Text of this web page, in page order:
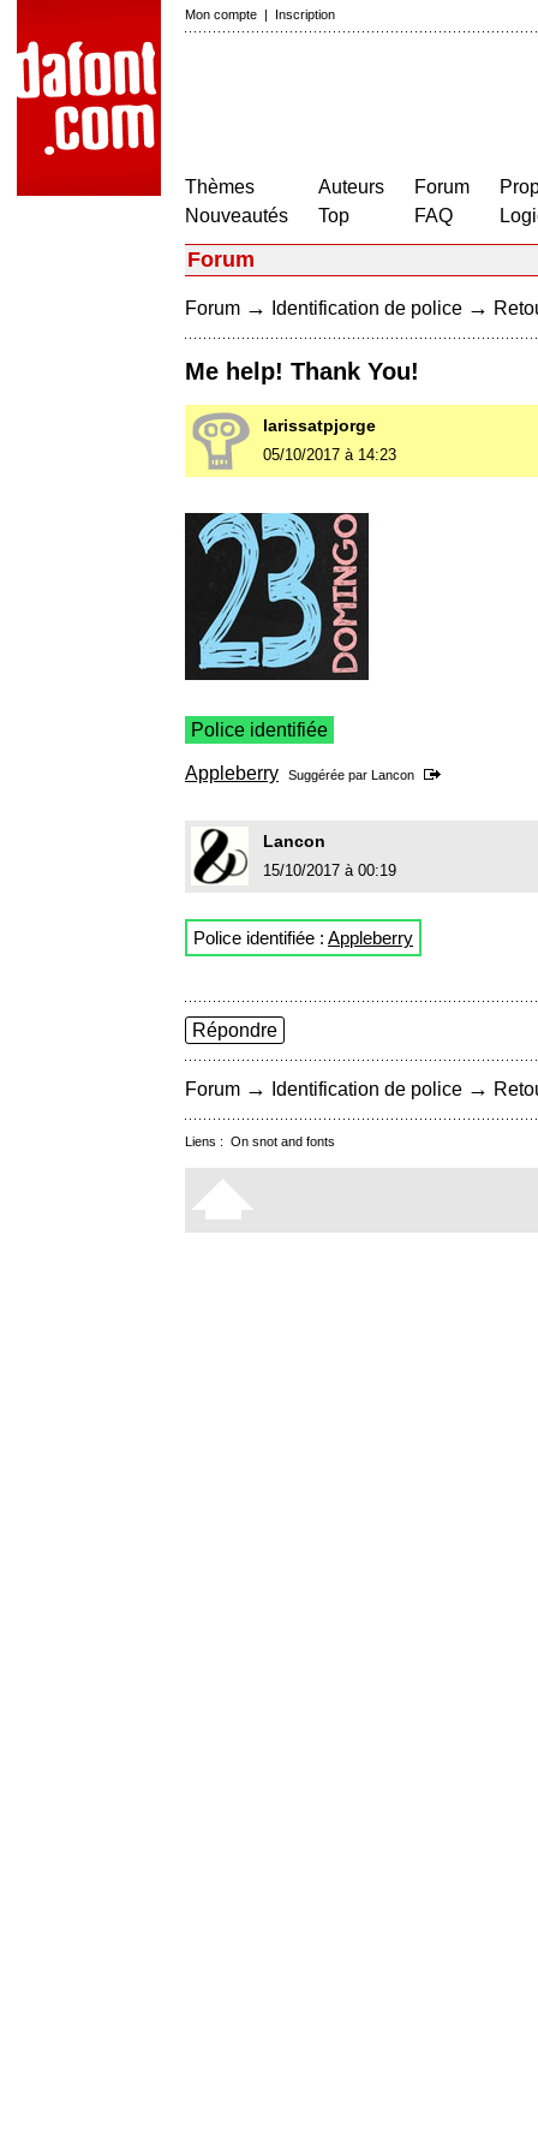
Mon compte | Inscription
Thèmes
Nouveautés
Auteurs
Top
Forum
FAQ
Forum
Forum → Identification de police →
Me help! Thank You!
larissatpjorge
05/10/2017 à 14:23
Police identifiée
Appleberry Suggérée par Lancon
Lancon
15/10/2017 à 00:19
Police identifiée : Appleberry
Répondre
Forum → Identification de police →
Liens : On snot and fonts